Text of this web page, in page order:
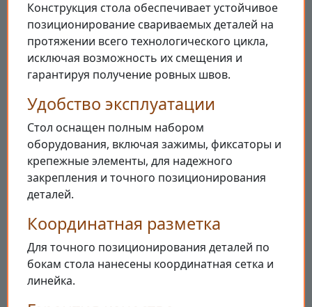
Конструкция стола обеспечивает устойчивое
позиционирование свариваемых деталей на
протяжении всего технологического цикла,
исключая возможность их смещения и
гарантируя получение ровных швов.
Удобство эксплуатации
Стол оснащен полным набором
оборудования, включая зажимы, фиксаторы и
крепежные элементы, для надежного
закрепления и точного позиционирования
деталей.
Координатная разметка
Для точного позиционирования деталей по
бокам стола нанесены координатная сетка и
линейка.